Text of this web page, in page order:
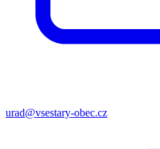
urad@vsestary-obec.cz